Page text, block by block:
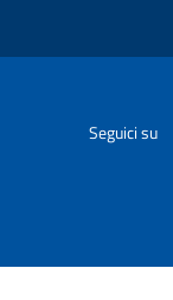
Seguici su